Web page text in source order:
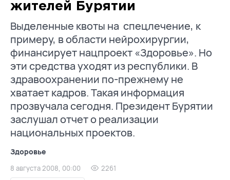
жителей Бурятии
Выделенные квоты на спецлечение, к
примеру, в области нейрохирургии,
финансирует нацпроект «Здоровье». Но
эти средства уходят из республики. В
здравоохранении по-прежнему не
хватает кадров. Такая информация
прозвучала сегодня. Президент Бурятии
заслушал отчет о реализации
национальных проектов.
Здоровье
8 августа 2008, 00:00 2261